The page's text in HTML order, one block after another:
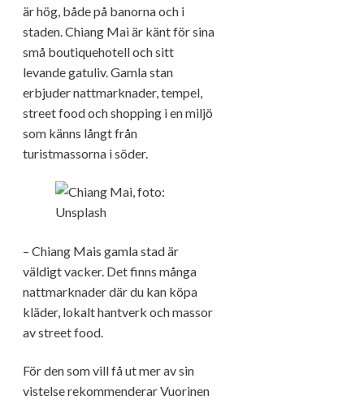
är hög, både på banorna och i
staden. Chiang Mai är känt för sina
små boutiquehotell och sitt
levande gatuliv. Gamla stan
erbjuder nattmarknader, tempel,
street food och shopping i en miljö
som känns långt från
turistmassorna i söder.
– Chiang Mais gamla stad är
väldigt vacker. Det finns många
nattmarknader där du kan köpa
kläder, lokalt hantverk och massor
av street food.
För den som vill få ut mer av sin
vistelse rekommenderar Vuorinen